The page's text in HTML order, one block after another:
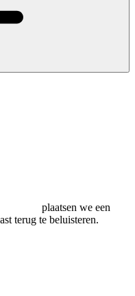
plaatsen we een
terug te beluisteren.